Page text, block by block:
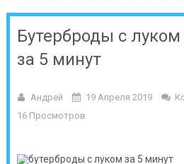
Бутерброды с
за 5 минут
Андрей 19 Апреля 2019
16 Просмотров